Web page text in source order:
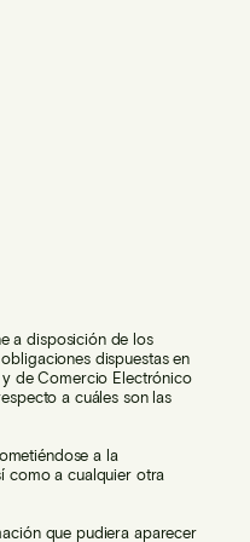
a disposición de los
dispuestas en
y de Comercio Electrónico
a cuáles son las
a la
como a cualquier otra
que pudiera aparecer